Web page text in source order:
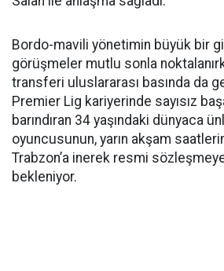
Bordo-mavili yönetimin büyük bir
görüşmeler mutlu sonla
transferi uluslararası basında da
Premier Lig kariyerinde sayısız
barındıran 34 yaşındaki dünyaca
oyuncusunun, yarın akşam
Trabzon’a inerek resmi
bekleniyor.